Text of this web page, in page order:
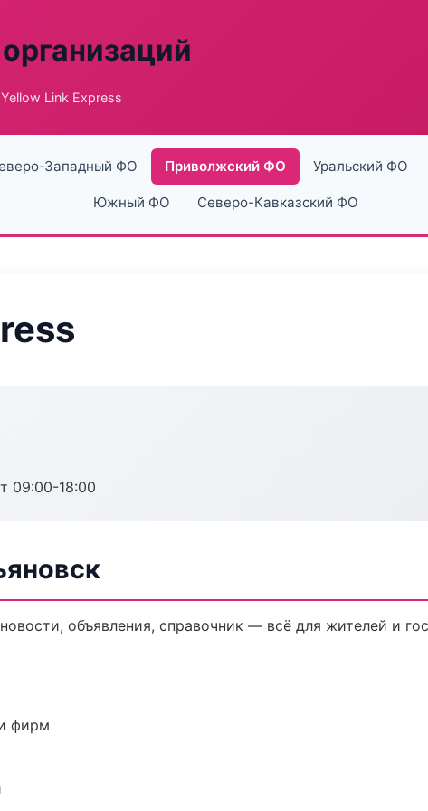
Link Express
Западный ФО Приволжский ФО Уральский ФО
Южный ФО Северо-Кавказский ФО
09:00-18:00
объявления, справочник — всё для жителей и
фирм